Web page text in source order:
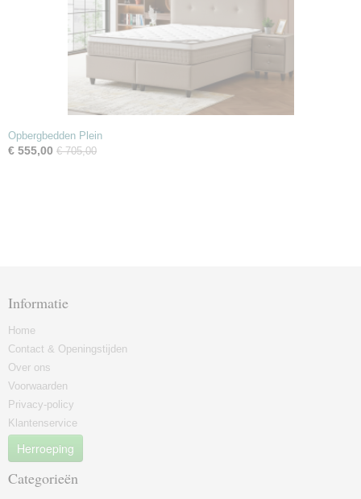
Opbergbedden Plein
€ 555,00 € 705,00
Informatie
Home
Contact & Openingstijden
Over ons
Voorwaarden
Privacy-policy
Klantenservice
Herroeping
Categorieën